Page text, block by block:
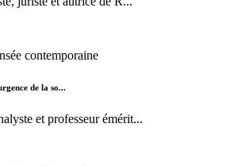
contemporaine
de la so...
et professeur émérit...